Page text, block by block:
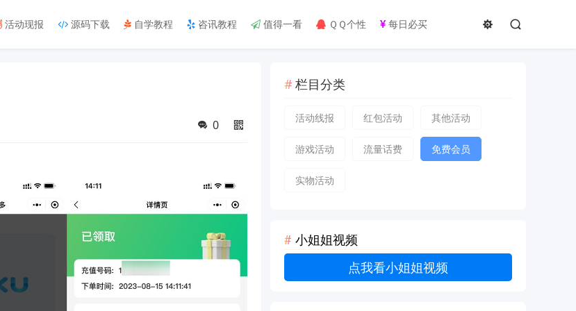
活动现报 源码下载 自学教程 咨讯教程 值得一看 ＱＱ个性 每日必买
0
栏目分类
活动线报 红包活动 其他活动
游戏活动 流量话费 免费会员
实物活动
小姐姐视频
点我看小姐姐视频